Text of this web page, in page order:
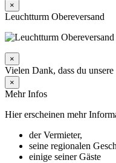
×
Leuchtturm Obereversand
×
Vielen Dank, dass du unsere
×
Mehr Infos
Hier erscheinen mehr
der Vermieter,
seine regionalen
einige seiner Gäste